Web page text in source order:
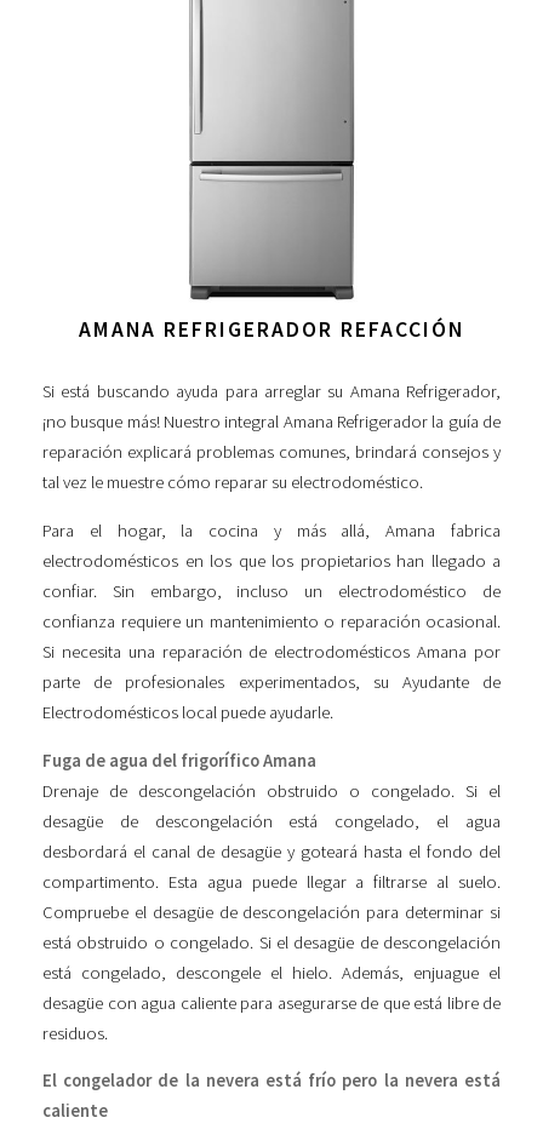
AMANA REFRIGERADOR REFACCIÓN
Si está buscando ayuda para arreglar su Amana Refrigerador,
¡no busque más! Nuestro integral Amana Refrigerador la guía de
reparación explicará problemas comunes, brindará consejos y
tal vez le muestre cómo reparar su electrodoméstico.
Para el hogar, la cocina y más allá, Amana fabrica
electrodomésticos en los que los propietarios han llegado a
confiar. Sin embargo, incluso un electrodoméstico de
confianza requiere un mantenimiento o reparación ocasional.
Si necesita una reparación de electrodomésticos Amana por
parte de profesionales experimentados, su Ayudante de
Electrodomésticos local puede ayudarle.
Fuga de agua del frigorífico Amana
Drenaje de descongelación obstruido o congelado. Si el
desagüe de descongelación está congelado, el agua
desbordará el canal de desagüe y goteará hasta el fondo del
compartimento. Esta agua puede llegar a filtrarse al suelo.
Compruebe el desagüe de descongelación para determinar si
está obstruido o congelado. Si el desagüe de descongelación
está congelado, descongele el hielo. Además, enjuague el
desagüe con agua caliente para asegurarse de que está libre de
residuos.
El congelador de la nevera está frío pero la nevera está
caliente